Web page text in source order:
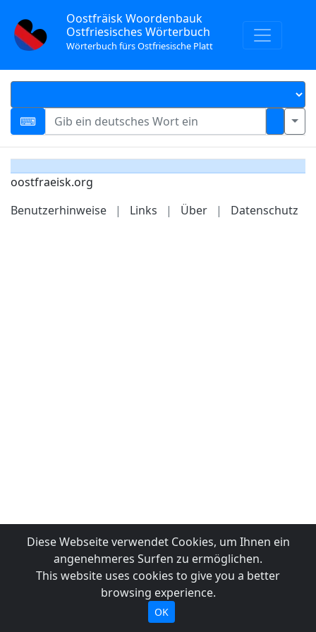
Oostfräisk Woordenbauk
Ostfriesisches Wörterbuch
Wörterbuch fürs Ostfriesische Platt
oostfraeisk.org
Benutzerhinweise
| Links | Über | Datenschutz
Diese Webseite verwendet Cookies, um Ihnen ein
angenehmeres Surfen zu ermöglichen.
This website uses cookies to give you a better
browsing experience.
OK